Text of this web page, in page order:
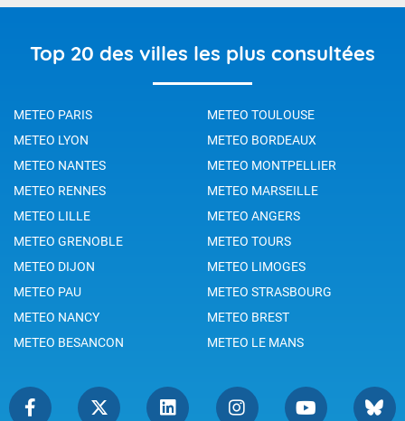
Top 20 des villes les plus consultées
METEO PARIS
METEO TOULOUSE
METEO LYON
METEO BORDEAUX
METEO NANTES
METEO MONTPELLIER
METEO RENNES
METEO MARSEILLE
METEO LILLE
METEO ANGERS
METEO GRENOBLE
METEO TOURS
METEO DIJON
METEO LIMOGES
METEO PAU
METEO STRASBOURG
METEO NANCY
METEO BREST
METEO BESANCON
METEO LE MANS